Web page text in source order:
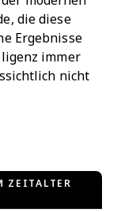
die diese
Ergebnisse
immer
nicht
ZEITALTER